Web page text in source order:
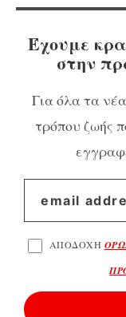
Έχουμε
στην
Για όλα τα
τρόπου ζωής
ΑΠΟΔΟΧΗ